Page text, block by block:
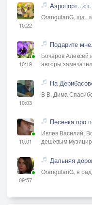
10:22
OrangutanG,
10:19
Подарите
Бочаров Алексей
авторы
10:03
На
В В, Дима
10:01
Песенка про
Ивлев Василий,
дешёвым
09:57
Дальняя
OrangutanG, я